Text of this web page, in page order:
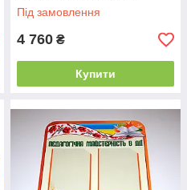
Під замовлення
4 760 ₴
Купити